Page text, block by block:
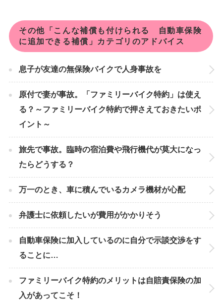
その他「こんな補償も付けられる 自動車保険
に追加できる補償」カテゴリのアドバイス
息子が友達の無保険バイクで人身事故を
原付で妻が事故。「ファミリーバイク特約」は使え
る？～ファミリーバイク特約で押さえておきたいポ
イント～
旅先で事故。臨時の宿泊費や飛行機代が莫大になっ
たらどうする？
万一のとき、車に積んでいるカメラ機材が心配
弁護士に依頼したいが費用がかかりそう
自動車保険に加入しているのに自分で示談交渉をす
ることに…
ファミリーバイク特約のメリットは自賠責保険の加
入があってこそ！